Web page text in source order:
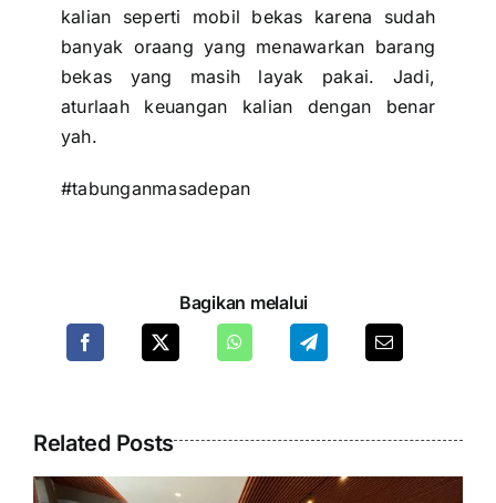
kalian seperti mobil bekas karena sudah
banyak oraang yang menawarkan barang
bekas yang masih layak pakai. Jadi,
aturlaah keuangan kalian dengan benar
yah.
#tabunganmasadepan
Bagikan melalui
Related Posts